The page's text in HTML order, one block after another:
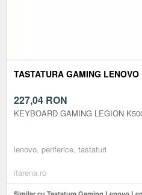
TASTATURA GAMING
227,04 RON
KEYBOARD GAMING LEGION
lenovo, periferice, tastaturi
itarena.ro